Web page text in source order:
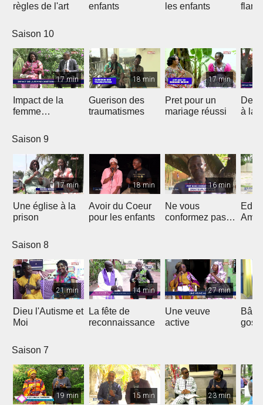
règles de l'art
enfants
les enfants
Saison 10
17 min
Impact de la
femme
sa Nation
18 min
Guerison des
traumatismes
17 min
Pret pour un
mariage réussi
De
à la
Saison 9
17 min
Une église à la
prison
18 min
Avoir du Coeur
pour les enfants
16 min
Ne vous
conformez pas
Saison 8
21 min
Dieu l'Autisme et
Moi
14 min
La fête de
reconnaissance
27 min
Une veuve
active
Bâtir
Saison 7
19 min 15 min 23 min